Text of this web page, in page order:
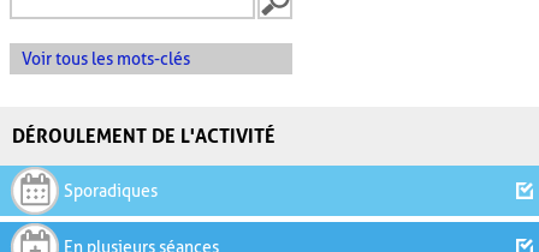
Voir tous les mots-clés
DÉROULEMENT DE L'ACTIVITÉ
Sporadiques
En plusieurs séances